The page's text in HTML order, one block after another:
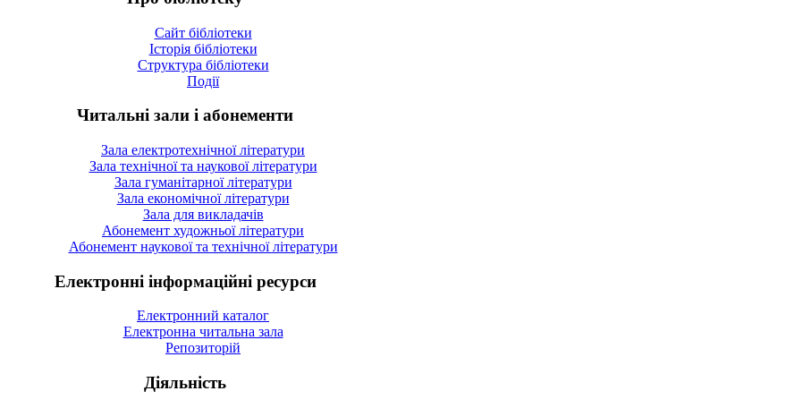
Сайт бібліотеки
Історія бібліотеки
Структура бібліотеки
Події
Читальні зали і абонементи
Зала електротехнічної літератури
Зала технічної та наукової літератури
Зала гуманітарної літератури
Зала економічної літератури
Зала для викладачів
Абонемент художньої літератури
Абонемент наукової та технічної літератури
Електронні інформаційні ресурси
Електронний каталог
Електронна читальна зала
Репозиторій
Діяльність